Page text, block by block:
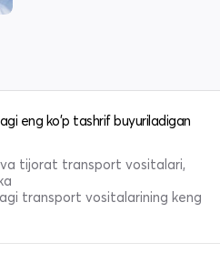
eng ko'p tashrif buyuriladigan
tijorat transport vositalari,
transport vositalarining keng